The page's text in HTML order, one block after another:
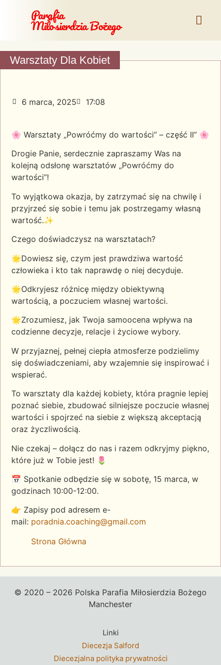
Parafia
Miłosierdzia Bożego
Warsztaty Dla Kobiet
6 marca, 2025 17:08
🌸 Warsztaty „Powróćmy do wartości” – część II” 🌸
Drogie Panie, serdecznie zapraszamy Was na
kolejną odsłonę warsztatów „Powróćmy do
wartości”!
To wyjątkowa okazja, by zatrzymać się na chwilę i
przyjrzeć się sobie i temu jak postrzegamy własną
wartość.✨
Czego doświadczysz na warsztatach?
🌟Dowiesz się, czym jest prawdziwa wartość
człowieka i kto tak naprawdę o niej decyduje.
🌟Odkryjesz różnicę między obiektywną
wartością, a poczuciem własnej wartości.
🌟Zrozumiesz, jak Twoja samoocena wpływa na
codzienne decyzje, relacje i życiowe wybory.
W przyjaznej, pełnej ciepła atmosferze podzielimy
się doświadczeniami, aby wzajemnie się inspirować i
wspierać.
To warsztaty dla każdej kobiety, która pragnie lepiej
poznać siebie, zbudować silniejsze poczucie własnej
wartości i spojrzeć na siebie z większą akceptacją
oraz życzliwością.
Nie czekaj – dołącz do nas i razem odkryjmy piękno,
które już w Tobie jest! 🌷
📅 Spotkanie odbędzie się w sobotę, 15 marca, w
godzinach 10:00-12:00.
👉 Zapisy pod adresem e-
mail: poradnia.coaching@gmail.com
Strona Główna
© 2020 – 2026 Polska Parafia Miłosierdzia Bożego
Manchester
Linki
Diecezja Salford
Diecezjalna polityka prywatności